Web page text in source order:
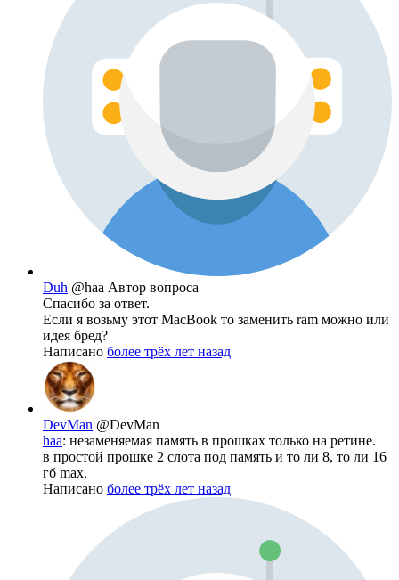
Duh @haa Автор вопроса
Спасибо за ответ.
Если я возьму этот MacBook то заменить ram можно или
идея бред?
Написано более трёх лет назад
DevMan @DevMan
haa: незаменяемая память в прошках только на ретине.
в простой прошке 2 слота под память и то ли 8, то ли 16
гб max.
Написано более трёх лет назад